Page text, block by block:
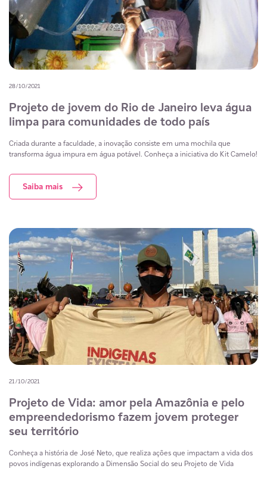
28/10/2021
Projeto de jovem do Rio de Janeiro leva água
limpa para comunidades de todo país
Criada durante a faculdade, a inovação consiste em uma mochila que
transforma água impura em água potável. Conheça a iniciativa do Kit Camelo!
Saiba mais
21/10/2021
Projeto de Vida: amor pela Amazônia e pelo
empreendedorismo fazem jovem proteger
seu território
Conheça a história de José Neto, que realiza ações que impactam a vida dos
povos indígenas explorando a Dimensão Social do seu Projeto de Vida